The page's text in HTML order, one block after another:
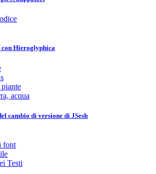
con Hieroglyphica
acqua
cambio di versione di JSesh
font
Testi